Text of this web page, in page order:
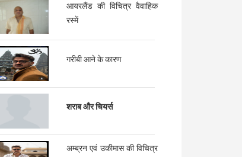
आयरलैंड की विचित्र वैवाहिक
रस्में
गरीबी आने के कारण
शराब और चियर्स
अम्ब्रन एवं उकीमास की विचित्र